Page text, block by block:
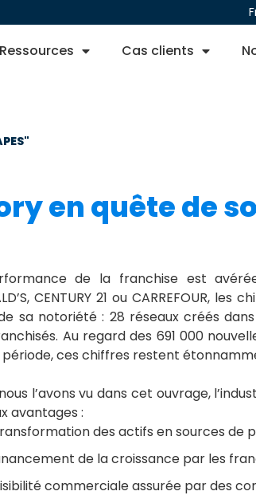
Ressources Cas clients
en quête de
de la franchise est
CENTURY 21 ou CARREFOUR,
sa notoriété : 28 réseaux créés
Au regard des 691 000
ces chiffres restent
l’avons vu dans cet ouvrage,
avantages :
des actifs en sources de
de la croissance par les
commerciale assurée par des